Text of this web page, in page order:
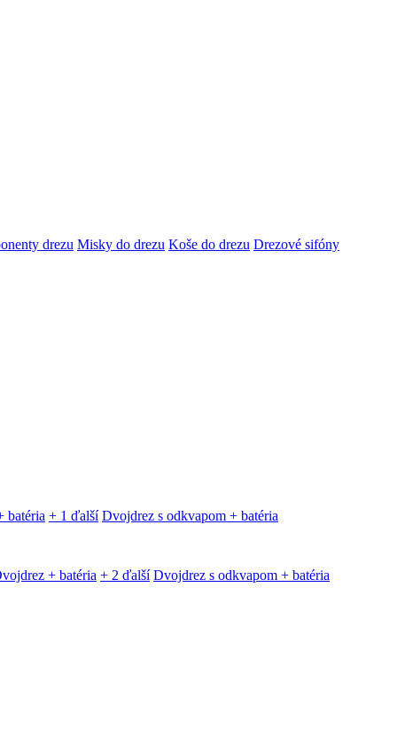
drezu Misky do drezu Koše do drezu Drezové sifóny
batéria + 1 ďalší Dvojdrez s odkvapom + batéria
+ batéria + 2 ďalší Dvojdrez s odkvapom + batéria